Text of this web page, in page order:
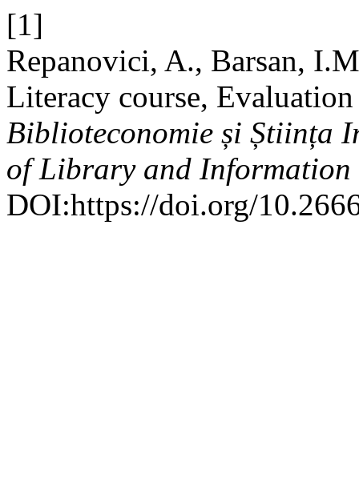
[1]
Repanovici, A., Barsan,
Literacy course,
Biblioteconomie și Știința
of Library and Information
DOI:https://doi.org/